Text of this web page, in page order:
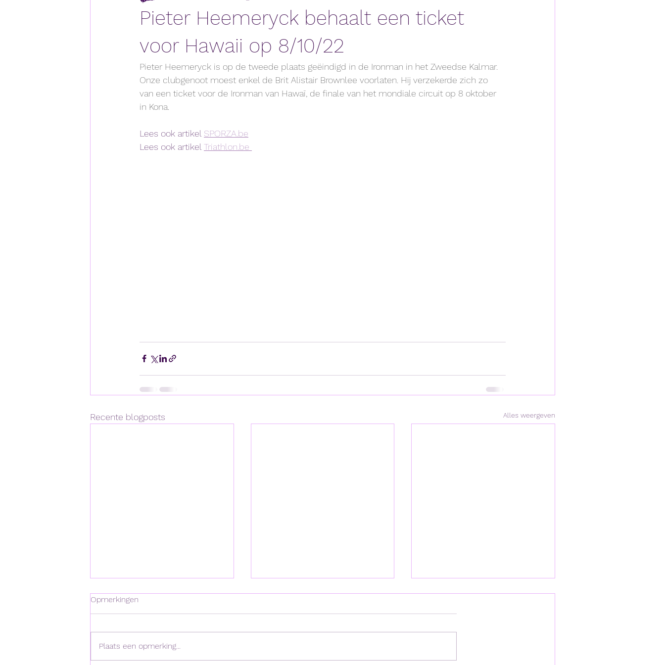
Pieter Heemeryck behaalt een ticket
voor Hawaii op 8/10/22
Pieter Heemeryck is op de tweede plaats geëindigd in de Ironman in het Zweedse Kalmar.
Onze clubgenoot moest enkel de Brit Alistair Brownlee voorlaten. Hij verzekerde zich zo
van een ticket voor de Ironman van Hawaï, de finale van het mondiale circuit op 8 oktober
in Kona.
Lees ook artikel SPORZA.be
Lees ook artikel Triathlon.be
Recente blogposts Alles weergeven
Opmerkingen
Plaats een opmerking...